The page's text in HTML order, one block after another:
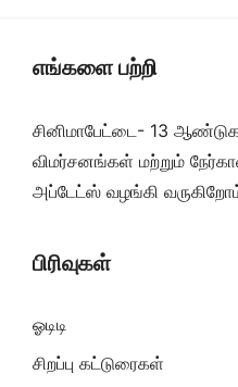
எங்களை பற்றி
சினிமாபேட்டை- 13
விமர்சனங்கள் மற்றும்
அப்டேட்ஸ் வழங்கி
பிரிவுகள்
ஓடிடி
சிறப்பு கட்டுரைகள்